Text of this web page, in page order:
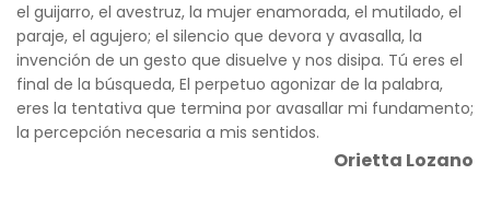
el guijarro, el avestruz, la mujer enamorada, el mutilado, el
paraje, el agujero; el silencio que devora y avasalla, la
invención de un gesto que disuelve y nos disipa. Tú eres el
final de la búsqueda, El perpetuo agonizar de la palabra,
eres la tentativa que termina por avasallar mi fundamento;
la percepción necesaria a mis sentidos.
Orietta Lozano